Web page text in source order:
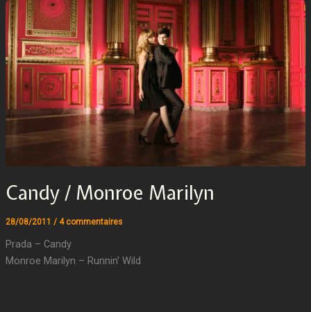
Candy / Monroe Marilyn
28/08/2011 / 4 commentaires
Prada – Candy
Monroe Marilyn – Runnin’ Wild